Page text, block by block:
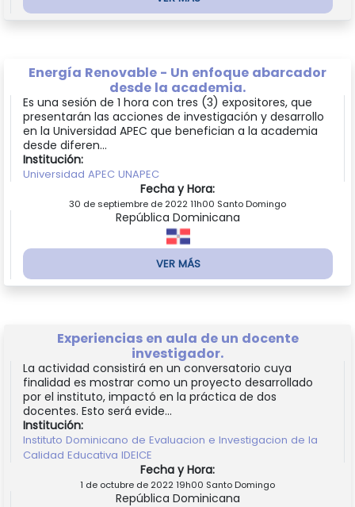
Energía Renovable - Un enfoque abarcador
desde la academia.
Es una sesión de 1 hora con tres (3) expositores, que
presentarán las acciones de investigación y desarrollo
en la Universidad APEC que benefician a la academia
desde diferen...
Institución:
Universidad APEC UNAPEC
Fecha y Hora:
30 de septiembre de 2022 11h00 Santo Domingo
República Dominicana
VER MÁS
Experiencias en aula de un docente
investigador.
La actividad consistirá en un conversatorio cuya
finalidad es mostrar como un proyecto desarrollado
por el instituto, impactó en la práctica de dos
docentes. Esto será evide...
Institución:
Instituto Dominicano de Evaluacion e Investigacion de la
Calidad Educativa IDEICE
Fecha y Hora:
1 de octubre de 2022 19h00 Santo Domingo
República Dominicana